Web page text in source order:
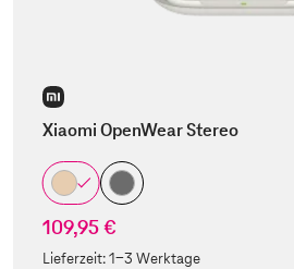
Xiaomi OpenWear Stereo
109,95 €
Lieferzeit:1-3 Werktage